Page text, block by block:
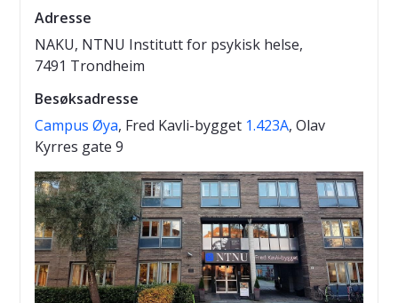
Adresse
NAKU, NTNU Institutt for psykisk helse,
7491 Trondheim
Besøksadresse
Campus Øya, Fred Kavli-bygget 1.423A, Olav
Kyrres gate 9